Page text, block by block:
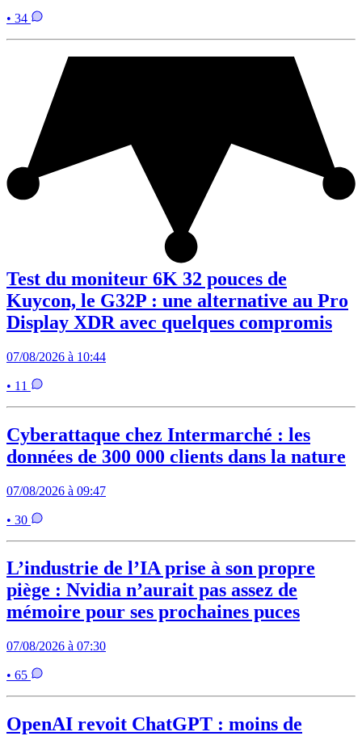
• 34
Test du moniteur 6K 32 pouces de
Kuycon, le G32P : une alternative au Pro
Display XDR avec quelques compromis
07/08/2026 à 10:44
• 11
Cyberattaque chez Intermarché : les
données de 300 000 clients dans la nature
07/08/2026 à 09:47
• 30
L’industrie de l’IA prise à son propre
piège : Nvidia n’aurait pas assez de
mémoire pour ses prochaines puces
07/08/2026 à 07:30
• 65
OpenAI revoit ChatGPT : moins de